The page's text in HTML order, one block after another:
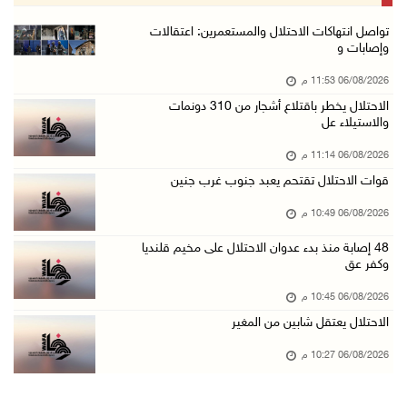
جماهير شعبنا تشيع جثمان الشهيد علاء صبيح في ت ...
الاحتلال يوسع حملات الدهم والاعتقال في قلنديا ...
06/آب/2026 08:06 م
الرئيس المصري وملك البحرين يشددان على ضرورة ت ...
رابطة العالم الإسلامي تدين تواصل انتهاكات الا ...
اليونيسف: استشهاد 300 طفل منذ وقف إطلاق النار ...
تواصل انتهاكات الاحتلال والمستعمرين: اعتقالات
وإصابات و
06/08/2026 11:53 م
الاحتلال يخطر باقتلاع أشجار من 310 دونمات
والاستيلاء عل
06/08/2026 11:14 م
قوات الاحتلال تقتحم يعبد جنوب غرب جنين
06/08/2026 10:49 م
48 إصابة منذ بدء عدوان الاحتلال على مخيم قلنديا
وكفر عق
06/08/2026 10:45 م
الاحتلال يعتقل شابين من المغير
06/08/2026 10:27 م